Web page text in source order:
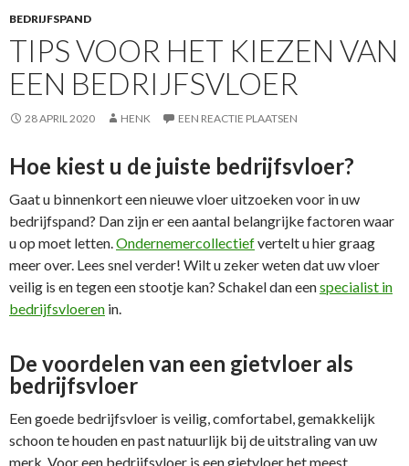
BEDRIJFSPAND
TIPS VOOR HET KIEZEN VAN
EEN BEDRIJFSVLOER
28 APRIL 2020 HENK EEN REACTIE PLAATSEN
Hoe kiest u de juiste bedrijfsvloer?
Gaat u binnenkort een nieuwe vloer uitzoeken voor in uw
bedrijfspand? Dan zijn er een aantal belangrijke factoren waar
u op moet letten.Ondernemercollectiefvertelt u hier graag
meer over. Lees snel verder! Wilt u zeker weten dat uw vloer
veilig is en tegen een stootje kan? Schakel dan eenspecialist in
bedrijfsvloeren in.
De voordelen van een gietvloer als
bedrijfsvloer
Een goede bedrijfsvloer is veilig, comfortabel, gemakkelijk
schoon te houden en past natuurlijk bij de uitstraling van uw
merk. Voor een bedrijfsvloer is een gietvloer het meest